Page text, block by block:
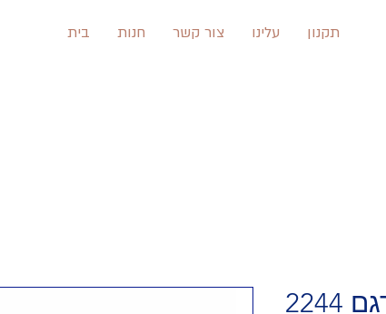
בית חנות צור קשר עלינו תקנון